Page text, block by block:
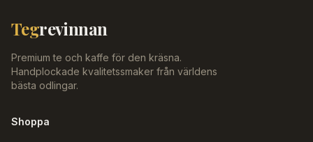
Tegrevinnan
Premium te och kaffe för den kräsna.
Handplockade kvalitetssmaker från världens
bästa odlingar.
Shoppa